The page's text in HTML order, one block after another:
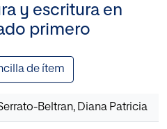
y escritura en
primero
de ítem
Beltran, Diana Patricia